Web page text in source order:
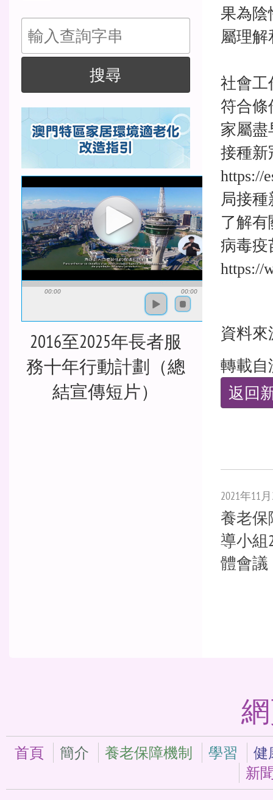
搜
尋
搜尋
00:00 00:00
2016至2025年長者服
務十年行動計劃（總
結宣傳短片）
果為陰
屬理
社會工
符合條
家屬盡
接種新
https://
局接
了解
病毒疫
https://
資料
轉載自
返回
2021年11
養老
導小組
體會議
首頁 簡介 養老保障機制 學習
健
新